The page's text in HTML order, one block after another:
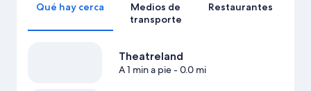
Qué hay cerca
Medios de
transporte
Restaurantes
Theatreland
A 1 min a pie- 0.0 mi